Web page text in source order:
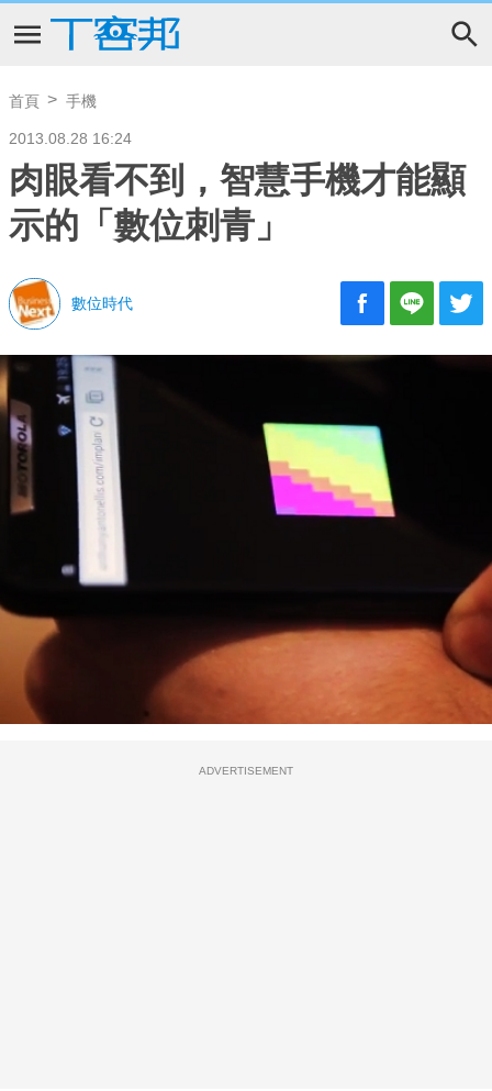
首頁 手機
2013.08.28 16:24
肉眼看不到，智慧手機才能顯
示的「數位刺青」
數位時代
ADVERTISEMENT